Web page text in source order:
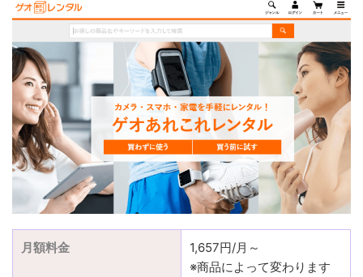
月額料金
1,657円/月～
※商品によって変わります